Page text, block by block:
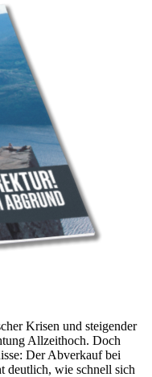
Krisen und steigender
Allzeithoch. Doch
Der Abverkauf bei
deutlich, wie schnell sich